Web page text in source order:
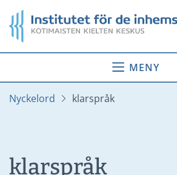
till
innehåll
Startsida
MENY
Nyckelord klarspråk
klarspråk